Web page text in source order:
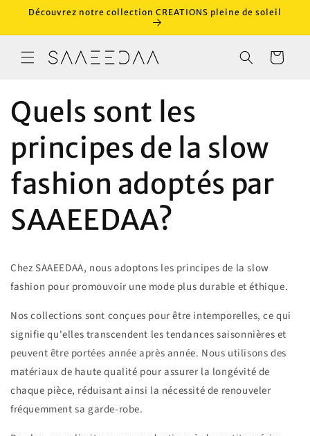
passer
contenu
Découvrez notre collection CREATIONS pleine de soleil
Panier
Quels sont les
principes de la slow
fashion adoptés par
SAAEEDAA?
Chez SAAEEDAA, nous adoptons les principes de la slow
fashion pour promouvoir une mode plus durable et éthique.
Nos collections sont conçues pour être intemporelles, ce qui
signifie qu'elles transcendent les tendances saisonnières et
peuvent être portées année après année. Nous utilisons des
matériaux de haute qualité pour assurer la longévité de
chaque pièce, réduisant ainsi la nécessité de renouveler
fréquemment sa garde-robe.